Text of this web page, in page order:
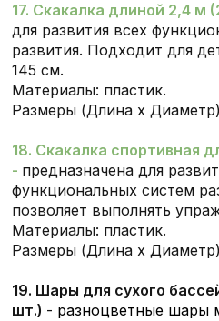
17. Скакалка длиной 2,4 м
для развития всех
развития. Подходит для
145 см.
Материалы: пластик.
Размеры (Длина х
18. Скакалка спортивная
- предназначена для
функциональных систем
позволяет выполнять
Материалы: пластик.
Размеры (Длина х
19. Шары для сухого
шт.) - разноцветные шары